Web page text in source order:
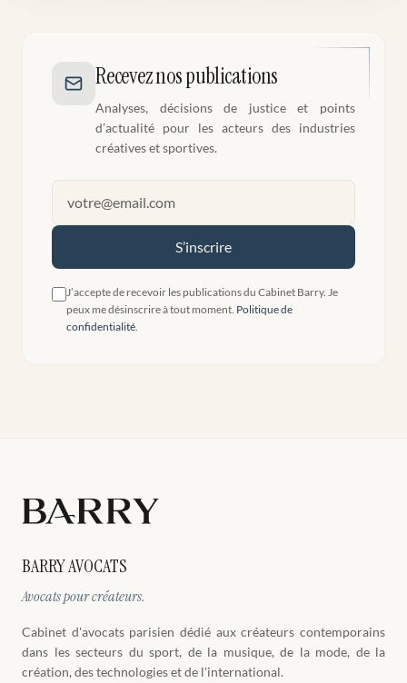
Recevez nos publications
Analyses, décisions de justice et points
d’actualité pour les acteurs des industries
créatives et sportives.
S’inscrire
J’accepte de recevoir les publications du Cabinet Barry. Je
peux me désinscrire à tout moment. Politique de
confidentialité.
BARRY AVOCATS
Avocats pour créateurs.
Cabinet d'avocats parisien dédié aux créateurs contemporains
dans les secteurs du sport, de la musique, de la mode, de la
création, des technologies et de l'international.